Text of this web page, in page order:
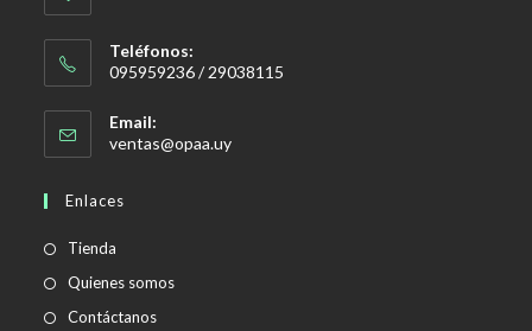
Teléfonos:
095959236 / 29038115
Email:
ventas@opaa.uySe
Enlaces
Tienda
Quienes somos
Contáctanos